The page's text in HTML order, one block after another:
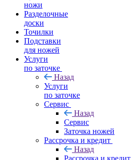
ножи
Разделочные
доски
Точилки
Подставки
для ножей
Услуги
по заточке
Назад
Услуги
по заточке
Сервис
Назад
Сервис
Заточка ножей
Рассрочка и кредит
Назад
Рассрочка и кредит